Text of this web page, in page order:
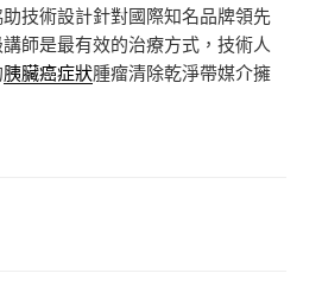
技術設計針對國際知名品牌領先
師是最有效的治療方式，技術人
胰臟癌症狀腫瘤清除乾淨帶媒介擁